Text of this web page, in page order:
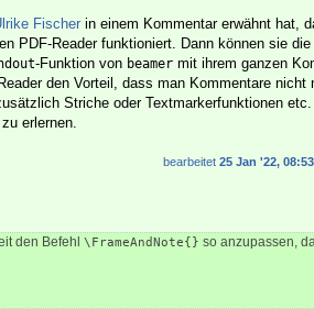
Fischer in einem Kommentar erwähnt hat,
PDF-Reader funktioniert. Dann können sie
-Funktion von beamer mit ihrem ganzen
den Vorteil, dass man Kommentare
Striche oder Textmarkerfunktionen
erlernen.
bearbeitet 25 Jan '22, 08:53
den Befehl \FrameAndNote{} so anzupassen,